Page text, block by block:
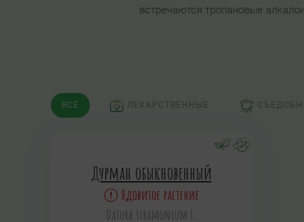
встречаются тропановые
ВСЕ ЛЕКАРСТВЕННЫЕ
Дурман обыкновенный
Ядовитое растение
Datura stramonium L.